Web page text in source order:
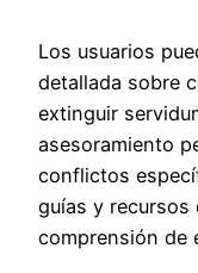
Los usuarios
detallada sobre
extinguir
asesoramiento
conflictos
guías y recursos
comprensión de